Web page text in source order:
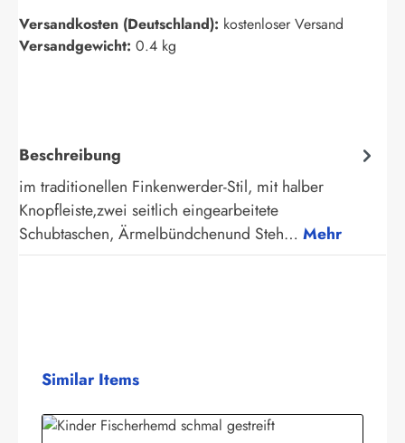
Versandkosten (Deutschland): kostenloser Versand
Versandgewicht: 0.4 kg
Beschreibung
im traditionellen Finkenwerder-Stil, mit halber
Knopfleiste,zwei seitlich eingearbeitete
Schubtaschen, Ärmelbündchenund Steh… Mehr
Produktgalerie überspringen
Similar Items